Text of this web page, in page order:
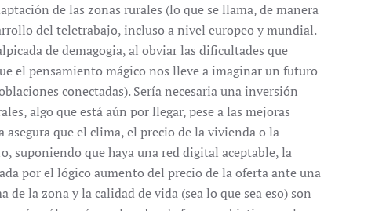
de las zonas rurales (lo que se llama, de manera
del teletrabajo, incluso a nivel europeo y mundial.
de demagogia, al obviar las dificultades que
el pensamiento mágico nos lleve a imaginar un futuro
conectadas). Sería necesaria una inversión
algo que está aún por llegar, pese a las mejoras
que el clima, el precio de la vivienda o la
suponiendo que haya una red digital aceptable, la
por el lógico aumento del precio de la oferta ante una
la zona y la calidad de vida (sea lo que sea eso) son